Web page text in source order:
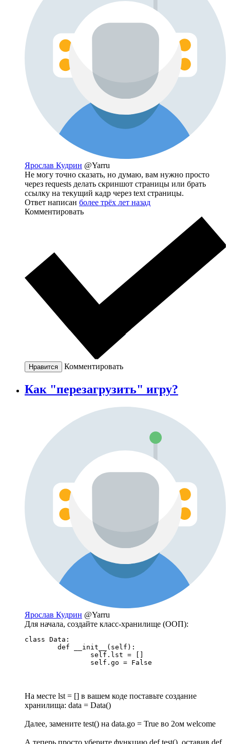
Ярослав Кудрин @Yarru
Не могу точно сказать, но думаю, вам нужно просто
через requests делать скриншот страницы или брать
ссылку на текущий кадр через text страницы.
Ответ написан более трёх лет назад
Комментировать
Нравится Комментировать
Как "перезагрузить" игру?
Ярослав Кудрин @Yarru
Для начала, создайте класс-хранилище (ООП):
class Data:
		self.go = False
На месте lst = [] в вашем коде поставьте создание
хранилища: data = Data()
Далее, замените test() на data.go = True во 2ом welcome